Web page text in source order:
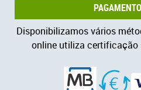
Disponibilizamos vários
online utiliza certificação